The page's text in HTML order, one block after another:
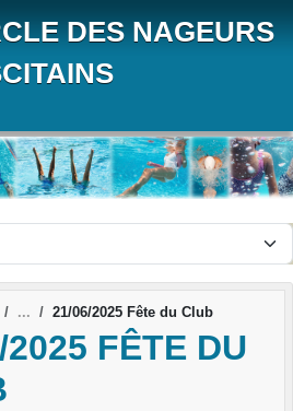
DES NAGEURS
21/06/2025 Fête du Club
FÊTE DU